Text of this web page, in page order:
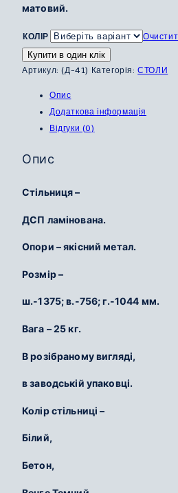
матовий.
КОЛІР
Купити в один клік
Артикул:(Д-41) Категорія:СТОЛИ
Опис
Додаткова інформація
Відгуки (0)
Опис
Стільниця –
ДСП ламінована.
Опори – якісний метал.
Розмір –
ш.-1375; в.-756; г.-1044 мм.
Вага – 25 кг.
В розібраному вигляді,
в заводській упаковці.
Колір стільниці –
Білий,
Бетон,